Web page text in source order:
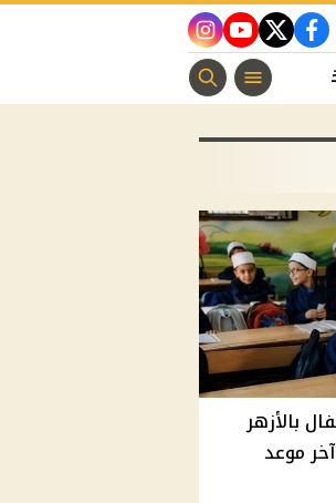
facebook
twitter
youtube
instagram
الفن منوعات مسيحية
بالأزهر
موعد